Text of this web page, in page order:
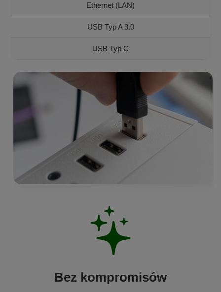
Ethernet (LAN)
USB Typ A 3.0
USB Typ C
Bez kompromisów